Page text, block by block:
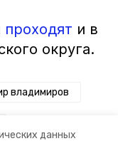
данных
проходят и в
округа.
владимиров